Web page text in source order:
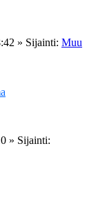
» Sijainti: Muu
» Sijainti: